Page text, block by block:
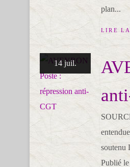
plan...
LIRE
14 juil.
soutenu
Publié